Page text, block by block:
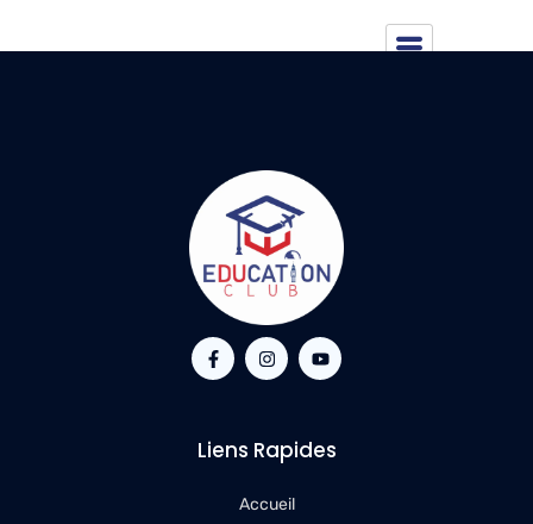
Liens Rapides
Accueil